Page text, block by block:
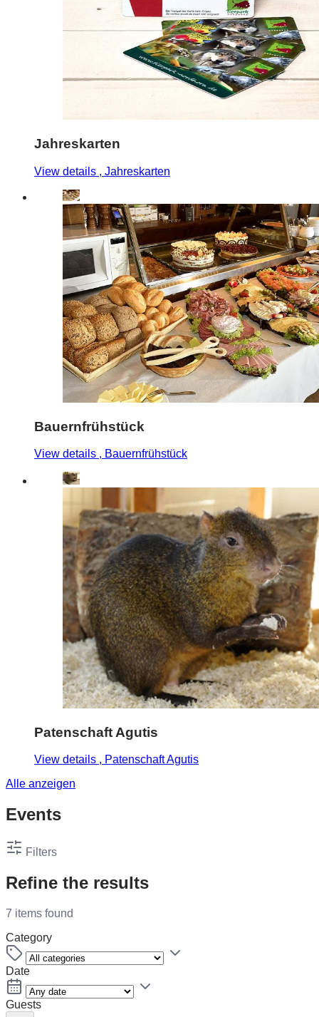
Jahreskarten
View details , Jahreskarten
Bauernfrühstück
View details , Bauernfrühstück
Patenschaft Agutis
View details , Patenschaft Agutis
Alle anzeigen
Events
Filters
Refine the results
7 items found
Category
Date
Guests